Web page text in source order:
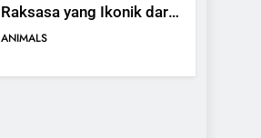
Raksasa yang Ikonik dari
Indonesia
ANIMALS